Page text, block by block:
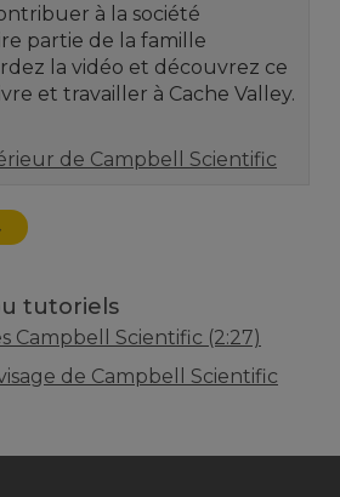
à la société
partie de la famille
la vidéo et découvrez ce
et travailler à Cache Valley.
de Campbell Scientific
tutoriels
Campbell Scientific (2:27)
de Campbell Scientific